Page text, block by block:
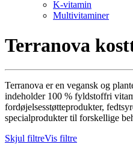
K-vitamin
Multivitaminer
Terranova
Terranova er en vegansk og
indeholder 100 % fyldstoffri
fordøjelsesstøtteprodukter,
specialprodukter til forskellige
Skjul filtreVis filtre